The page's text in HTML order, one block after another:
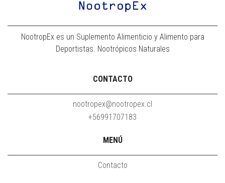
NootropEx es un Suplemento Alimenticio y Alimento para
Deportistas. Nootrópicos Naturales
CONTACTO
nootropex@nootropex.cl
+56991707183
MENÚ
Contacto